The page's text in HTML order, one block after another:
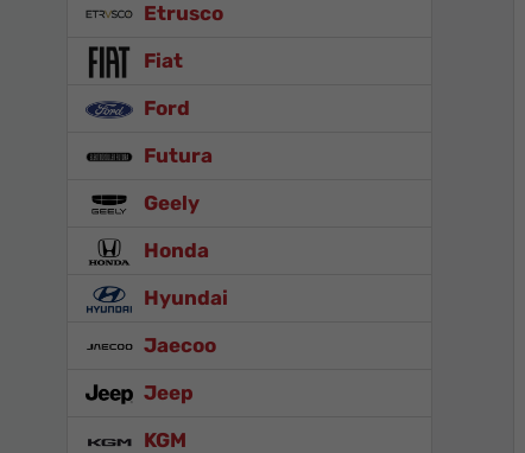
Etrusco
Fiat
Ford
Futura
Geely
Honda
Hyundai
Jaecoo
Jeep
KGM